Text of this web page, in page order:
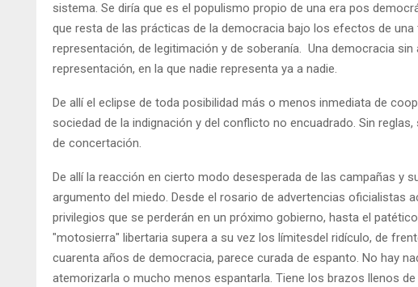
sistema. Se diría que es el populismo propio de una era pos
que resta de las prácticas de la democracia bajo los efectos de una
representación, de legitimación y de soberanía. Una democracia sin
representación, en la que nadie representa ya a nadie.
De allí el eclipse de toda posibilidad más o menos inmediata de
sociedad de la indignación y del conflicto no encuadrado. Sin
de concertación.
De allí la reacción en cierto modo desesperada de las campañas y
argumento del miedo. Desde el rosario de advertencias oficialistas
privilegios que se perderán en un próximo gobierno, hasta el
"motosierra" libertaria supera a su vez los límitesdel ridículo, de
cuarenta años de democracia, parece curada de espanto. No hay
atemorizarla o mucho menos espantarla. Tiene los brazos llenos